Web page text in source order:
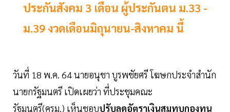
ประกันสังคม 3 เดือน ผู้ประกันตน ม.33 -
ม.39 งวดเดือนมิถุนายน-สิงหาคม นี้
วันที่ 18 พ.ค. 64 นายอนุชา บูรพชัยศรี โฆษกประจำสำนัก
นายกรัฐมนตรี เปิดเผยว่า ที่ประชุมคณะ
รัฐมนตรี(ครม.) เห็นชอบปรับลดอัตราเงินสมทบกองทุน